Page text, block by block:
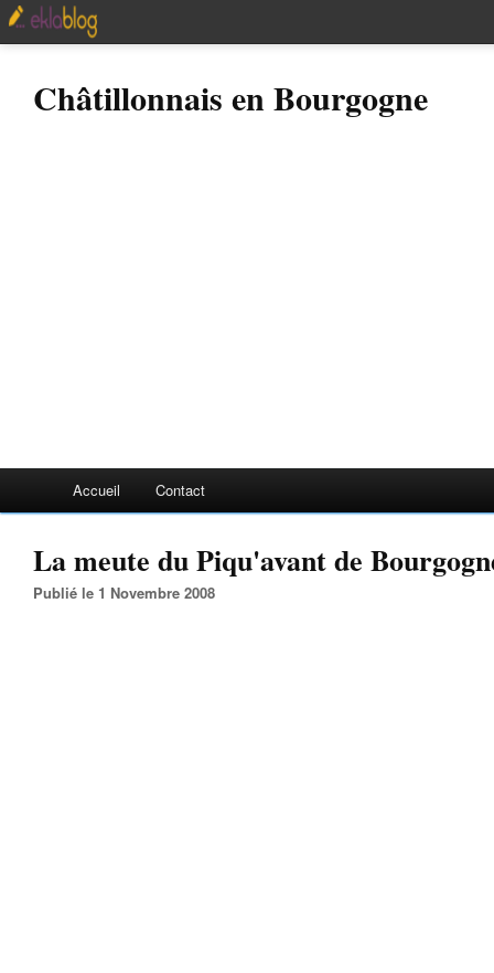
Châtillonnais en Bourgogne
Accueil Contact
La meute du Piqu'avant de
Publié le 1 Novembre 2008